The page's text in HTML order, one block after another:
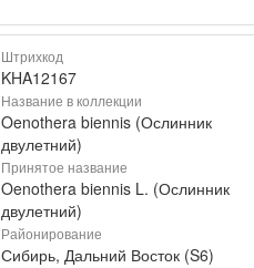
Штрихкод
KHA12167
Название в коллекции
Oenothera biennis (Ослинник
двулетний)
Принятое название
Oenothera biennis L. (Ослинник
двулетний)
Районирование
Сибирь, Дальний Восток (S6)